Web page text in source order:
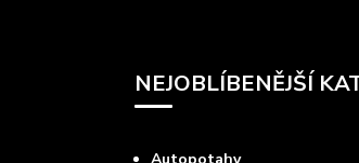
NEJOBLÍBENĚJŠÍ